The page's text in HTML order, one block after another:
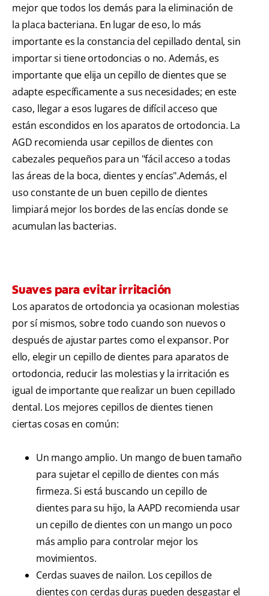
mejor que todos los demás para la eliminación de
la placa bacteriana. En lugar de eso, lo más
importante es la constancia del cepillado dental, sin
importar si tiene ortodoncias o no. Además, es
importante que elija un cepillo de dientes que se
adapte específicamente a sus necesidades; en este
caso, llegar a esos lugares de difícil acceso que
están escondidos en los aparatos de ortodoncia. La
AGD recomienda usar cepillos de dientes con
cabezales pequeños para un "fácil acceso a todas
las áreas de la boca, dientes y encías".Además, el
uso constante de un buen cepillo de dientes
limpiará mejor los bordes de las encías donde se
acumulan las bacterias.
Suaves para evitar irritación
Los aparatos de ortodoncia ya ocasionan molestias
por sí mismos, sobre todo cuando son nuevos o
después de ajustar partes como el expansor. Por
ello, elegir un cepillo de dientes para aparatos de
ortodoncia, reducir las molestias y la irritación es
igual de importante que realizar un buen cepillado
dental. Los mejores cepillos de dientes tienen
ciertas cosas en común:
Un mango amplio. Un mango de buen tamaño
para sujetar el cepillo de dientes con más
firmeza. Si está buscando un cepillo de
dientes para su hijo, la AAPD recomienda usar
un cepillo de dientes con un mango un poco
más amplio para controlar mejor los
movimientos.
Cerdas suaves de nailon. Los cepillos de
dientes con cerdas duras pueden desgastar el